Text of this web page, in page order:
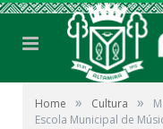
Home » Cultura »
Escola Municipal de